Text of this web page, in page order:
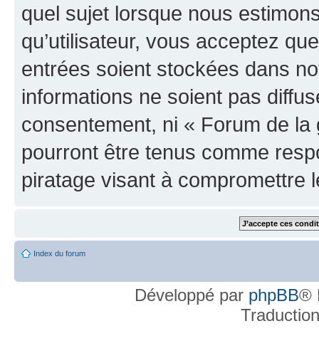
quel sujet lorsque nous
qu’utilisateur, vous acceptez
entrées soient stockées dans
informations ne soient pas
consentement, ni « Forum de
pourront être tenus comme
piratage visant à compromettre
Index du forum
Développé par phpBB®